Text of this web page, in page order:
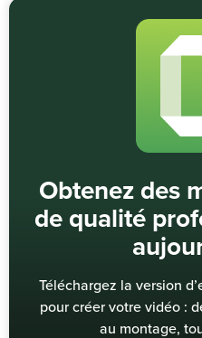
Obtenez des
de qualité
Téléchargez la version
pour créer votre vidéo :
au montage,